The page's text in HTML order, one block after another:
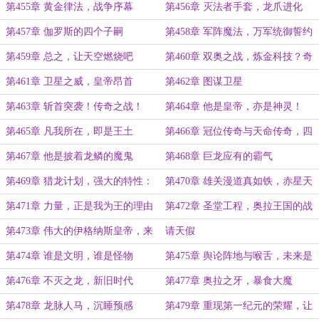
你怎么还没死啊！
第455章 黄金律法，战争序幕 第456章 灭法者手套，龙爪进化
第457章 伽罗斯的四个子嗣 第458章 军阵魔法，万军统御誓约
第459章 总之，让天空燃烧吧 第460章 双奥之战，炼金科技？奇
技淫巧罢了！
第461章 卫星之威，皇帝昂首 第462章 图谋卫星
第463章 斩首突袭！传奇之战！
（大章，求月票）
第464章 他是皇帝，亦是神灵！
（超大高潮章，求月票）
第465章 凡我所在，即是王土 第466章 冠位传奇与天命传奇，四
枚龙蛋
第467章 他是披着龙鳞的魔鬼 第468章 巨龙应有的霸气
第469章 猎龙计划，强大的特性：
龙座之下
第470章 雄关漫道真如铁，赤星天
降碎作灰！
第471章 力量，正是我为王的理由
（超大章高潮）
第472章 圣堂工程，奥拉王国的战
略重器
第473章 伟大的伊格纳斯皇帝，来
到了他忠诚的土地
请天假
第474章 谁是文明，谁是怪物 第475章 舆论阵地与喉舌，未来是
属于我伽罗斯的！
第476章 不灭之龙，新旧时代 第477章 奥拉之牙，暴食大魔
第478章 龙脉人马，沉睡预感 第479章 重现第一纪元的荣耀，让